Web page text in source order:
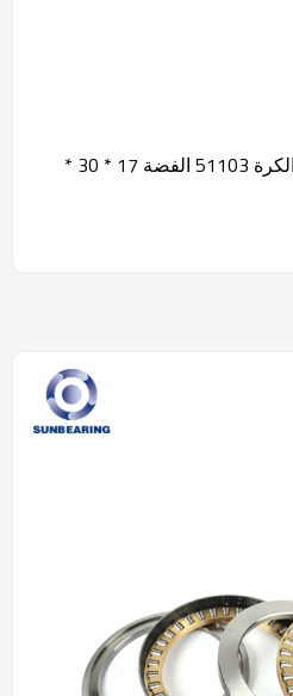
SUNBEARING اقتحام اضعا الكرة 51103 الفضة 17 * 30 *